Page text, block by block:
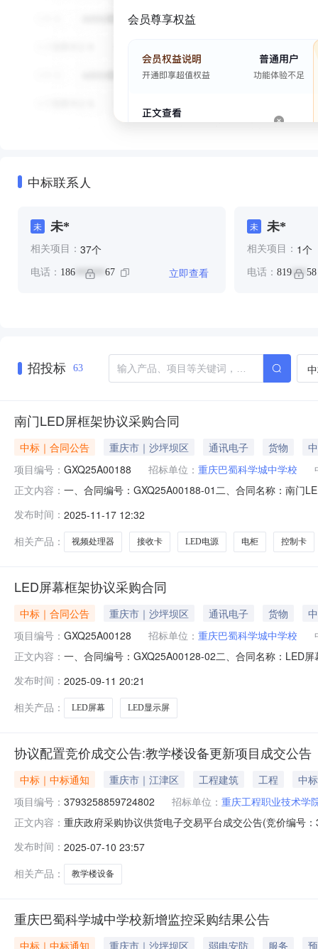
会员尊享权益
中标联系人
未 未*
相关项目： 37个
电话： 186 ****** 67 立即查看
未 未*
相关项目： 1个
电话： 819*** 58
招投标 63
南门LED屏框架协议采购合同
中标｜合同公告 重庆市｜沙坪坝区 通讯电子 货物
项目编号： GXQ25A00188 招标单位： 重庆巴蜀科学城中学校
正文内容： 一、合同编号：GXQ25A00188-01二、合同名称：南门
18623356767六、合同主要信息主要标的名称：华鑫规
发布时间： 2025-11-17 12:32
相关产品：
视频处理器 接收卡 LED电源 电柜 控制卡
LED屏幕框架协议采购合同
中标｜合同公告 重庆市｜沙坪坝区 通讯电子 货物
项目编号： GXQ25A00128 招标单位： 重庆巴蜀科学城中学校
正文内容： 一、合同编号：GXQ25A00128-02二、合同名称：LED
18623356767六、合同主要信息主要标的名称：蓝普规
发布时间： 2025-09-11 20:21
相关产品：
LED屏幕 LED显示屏
协议配置竞价成交公告:教学楼设备更新项目成交公告
中标｜中标通知 重庆市｜江津区 工程建筑 工程
中
项目编号： 3793258859724802 招标单位： 重庆工程职业技术学
正文内容： 重庆政府采购协议供货电子交易平台成交公告(竞价编号
工程职业技术学院详细地址：重庆工程职业技术学院江
发布时间： 2025-07-10 23:57
相关产品：
教学楼设备
重庆巴蜀科学城中学校新增监控采购结果公告
中标｜中标通知 重庆市｜沙坪坝区 弱电安防 服务